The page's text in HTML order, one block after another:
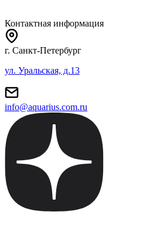
Контактная информация
г. Санкт-Петербург
ул. Уральская, д.13
info@aquarius.com.ru